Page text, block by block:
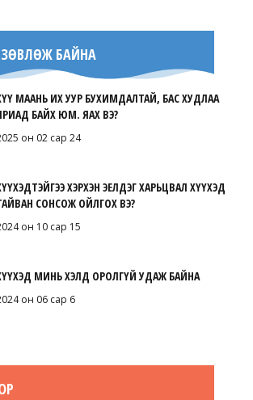
ЗӨВЛӨЖ БАЙНА
МААНЬ ИХ УУР БУХИМДАЛТАЙ, БАС ХУДЛАА
БАЙХ ЮМ. ЯАХ ВЭ?
он 02 сар 24
ХЭРХЭН ЭЕЛДЭГ ХАРЬЦВАЛ ХҮҮХЭД
СОНСОЖ ОЙЛГОХ ВЭ?
он 10 сар 15
МИНЬ ХЭЛД ОРОЛГҮЙ УДАЖ БАЙНА
он 06 сар 6